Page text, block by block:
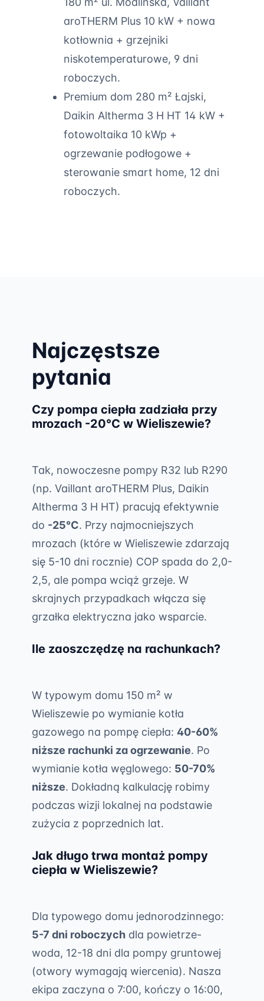
aroTHERM Plus 10 kW + nowa
kotłownia + grzejniki
niskotemperaturowe, 9 dni
roboczych.
Premium dom 280 m² Łajski,
Daikin Altherma 3 H HT 14 kW +
fotowoltaika 10 kWp +
ogrzewanie podłogowe +
sterowanie smart home, 12 dni
roboczych.
Najczęstsze
pytania
Czy pompa ciepła zadziała przy
mrozach -20°C w Wieliszewie?
Tak, nowoczesne pompy R32 lub R290
(np. Vaillant aroTHERM Plus, Daikin
Altherma 3 H HT) pracują efektywnie
do -25°C. Przy najmocniejszych
mrozach (które w Wieliszewie zdarzają
się 5-10 dni rocznie) COP spada do 2,0-
2,5, ale pompa wciąż grzeje. W
skrajnych przypadkach włącza się
grzałka elektryczna jako wsparcie.
Ile zaoszczędzę na rachunkach?
W typowym domu 150 m² w
Wieliszewie po wymianie kotła
gazowego na pompę ciepła: 40-60%
niższe rachunki za ogrzewanie. Po
wymianie kotła węglowego: 50-70%
niższe. Dokładną kalkulację robimy
podczas wizji lokalnej na podstawie
zużycia z poprzednich lat.
Jak długo trwa montaż pompy
ciepła w Wieliszewie?
Dla typowego domu jednorodzinnego:
5-7 dni roboczych dla powietrze-
woda, 12-18 dni dla pompy gruntowej
(otwory wymagają wiercenia). Nasza
ekipa zaczyna o 7:00, kończy o 16:00,